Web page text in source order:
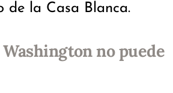
de la Casa Blanca.
no puede